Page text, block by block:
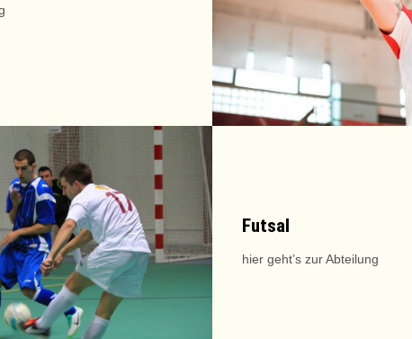
Futsal
hier geht’s zur Abteilung